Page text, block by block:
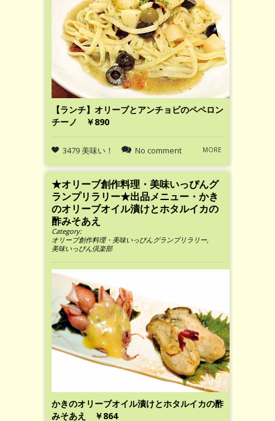
【ランチ】オリーブとアンチョビのペペロン
チーノ ￥890
3479 美味い！ No comment MORE
★オリーブ創作料理・美味いっぴんグ
ランプリラリー★出品メニュー・かき
のオリーブオイル漬けとホタルイカの
酢みそあえ
Category:
オリーブ創作料理・美味いっぴんグランプリラリー,
美味いっぴん倶楽部
かきのオリーブオイル漬けとホタルイカの酢
みそあえ ￥864